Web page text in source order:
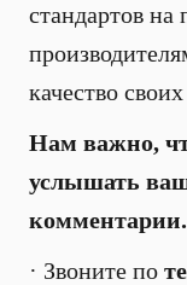
стандартов на
качество
Нам важно,
услышать
комментарии.
· Звоните по